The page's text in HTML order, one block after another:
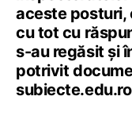
aceste posturi,
cu tot cu
s-au regăsit și
potrivit